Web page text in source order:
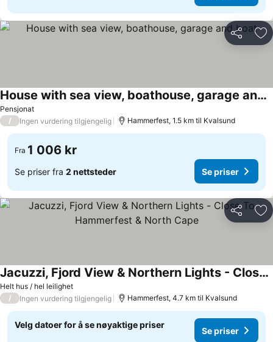
Del
Pensjonat
House with sea view, boathouse, garage and boat
/ Ingen vurdering tilgjengelig Hammerfest, 1.5 km til Kvalsund
Fra 1 006 kr
Se priser fra 2 nettsteder Se priser
Del
Helt hus / hel leilighet
Jacuzzi, Fjord View & Northern Lights - Close To Hammerfest & North Cape
/ Ingen vurdering tilgjengelig Hammerfest, 4.7 km til Kvalsund
Velg datoer for å se nøyaktige priser
Se priser